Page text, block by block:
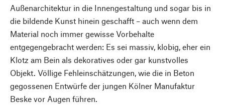
Außenarchitektur in die Innengestaltung und sogar bis in
die bildende Kunst hinein geschafft – auch wenn dem
Material noch immer gewisse Vorbehalte
entgegengebracht werden: Es sei massiv, klobig, eher ein
Klotz am Bein als dekoratives oder gar kunstvolles
Objekt. Völlige Fehleinschätzungen, wie die in Beton
gegossenen Entwürfe der jungen Kölner Manufaktur
Beske vor Augen führen.